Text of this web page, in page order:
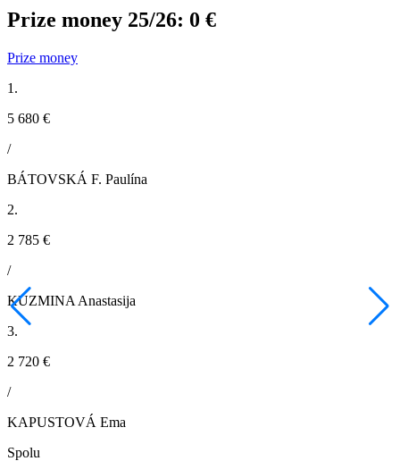
Prize money 25/26: 0 €
Prize money
1.
5 680 €
/
BÁTOVSKÁ F. Paulína
2.
2 785 €
/
KUZMINA Anastasija
3.
2 720 €
/
KAPUSTOVÁ Ema
Spolu